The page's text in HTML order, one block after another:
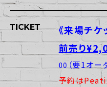
TICKET
《来場チケ
前売り
00（要1オー
予約は